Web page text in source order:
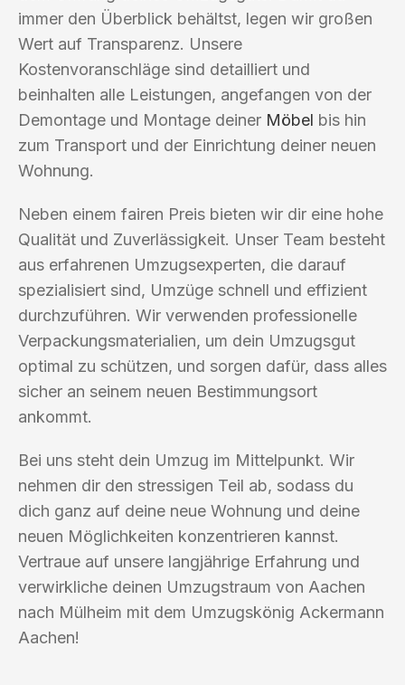
immer den Überblick behältst, legen wir großen
Wert auf Transparenz. Unsere
Kostenvoranschläge sind detailliert und
beinhalten alle Leistungen, angefangen von der
Demontage und Montage deiner Möbel bis hin
zum Transport und der Einrichtung deiner neuen
Wohnung.
Neben einem fairen Preis bieten wir dir eine hohe
Qualität und Zuverlässigkeit. Unser Team besteht
aus erfahrenen Umzugsexperten, die darauf
spezialisiert sind, Umzüge schnell und effizient
durchzuführen. Wir verwenden professionelle
Verpackungsmaterialien, um dein Umzugsgut
optimal zu schützen, und sorgen dafür, dass alles
sicher an seinem neuen Bestimmungsort
ankommt.
Bei uns steht dein Umzug im Mittelpunkt. Wir
nehmen dir den stressigen Teil ab, sodass du
dich ganz auf deine neue Wohnung und deine
neuen Möglichkeiten konzentrieren kannst.
Vertraue auf unsere langjährige Erfahrung und
verwirkliche deinen Umzugstraum von Aachen
nach Mülheim mit dem Umzugskönig Ackermann
Aachen!